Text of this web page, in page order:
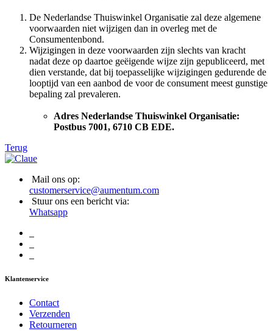
De Nederlandse Thuiswinkel Organisatie zal deze algemene
voorwaarden niet wijzigen dan in overleg met de
Consumentenbond.
Wijzigingen in deze voorwaarden zijn slechts van kracht
nadat deze op daartoe geëigende wijze zijn gepubliceerd, met
dien verstande, dat bij toepasselijke wijzigingen gedurende de
looptijd van een aanbod de voor de consument meest gunstige
bepaling zal prevaleren.
Adres Nederlandse Thuiswinkel Organisatie:
Postbus 7001, 6710 CB EDE.
Terug
Mail ons op:
customerservice@aumentum.com
Stuur ons een bericht via:
Whatsapp
Klantenservice
Contact
Verzenden
Retourneren